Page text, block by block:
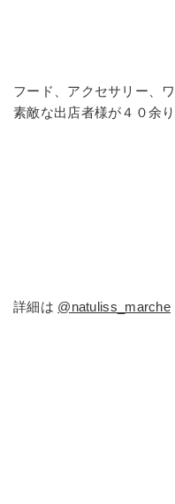
フード、アクセサリー、
素敵な出店者様が４０余り
詳細は @natuliss_marche